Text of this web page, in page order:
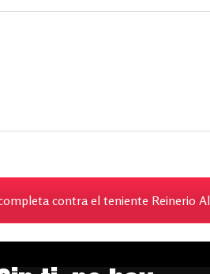
contra el teniente Reinerio